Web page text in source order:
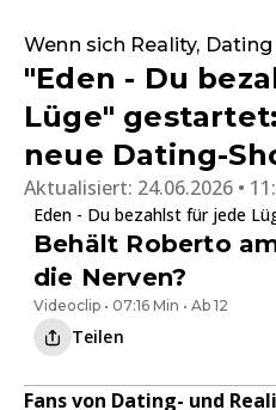
Wenn sich Reality,
"Eden - Du
Lüge"
neue Dating-
Aktualisiert: 24.06.2026 •
Eden - Du bezahlst für jede
Behält Roberto
die Nerven?
Videoclip • 07:16 Min • Ab 12
Teilen
Fans von Dating- und